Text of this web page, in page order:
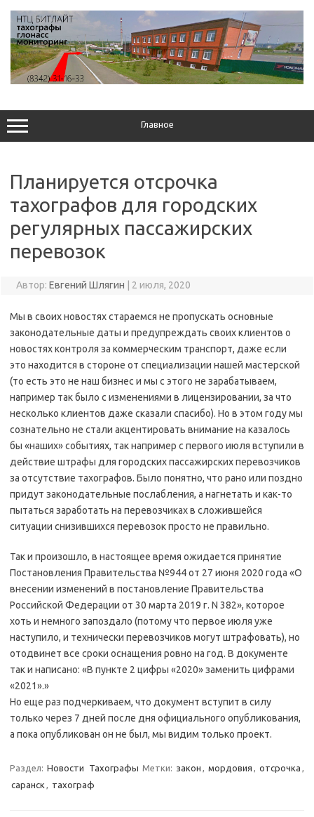
содержимому
Главное
Планируется отсрочка
тахографов для городских
регулярных пассажирских
перевозок
Автор: Евгений Шлягин 2 июля, 2020
Мы в своих новостях стараемся не пропускать основные
законодательные даты и предупреждать своих клиентов о
новостях контроля за коммерческим транспорт, даже если
это находится в стороне от специализации нашей мастерской
(то есть это не наш бизнес и мы с этого не зарабатываем,
например так было с изменениями в лицензировании, за что
несколько клиентов даже сказали спасибо). Но в этом году мы
сознательно не стали акцентировать внимание на казалось
бы «наших» событиях, так например с первого июля вступили в
действие штрафы для городских пассажирских перевозчиков
за отсутствие тахографов. Было понятно, что рано или поздно
придут законодательные послабления, а нагнетать и как-то
пытаться заработать на перевозчиках в сложившейся
ситуации снизившихся перевозок просто не правильно.
Так и произошло, в настоящее время ожидается принятие
Постановления Правительства №944 от 27 июня 2020 года «О
внесении изменений в постановление Правительства
Российской Федерации от 30 марта 2019 г. N 382», которое
хоть и немного запоздало (потому что первое июля уже
наступило, и технически перевозчиков могут штрафовать), но
отодвинет все сроки оснащения ровно на год. В документе
так и написано: «В пункте 2 цифры «2020» заменить цифрами
«2021».»
Но еще раз подчеркиваем, что документ вступит в силу
только через 7 дней после дня официального опубликования,
а пока опубликован он не был, мы видим только проект.
Раздел: Новости Тахографы Метки: закон , мордовия , отсрочка ,
саранск , тахограф